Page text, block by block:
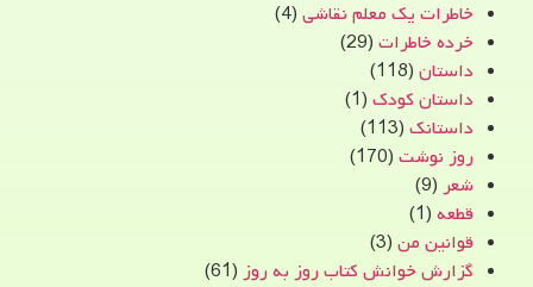
خاطرات یک معلم نقاشی (4)
خرده خاطرات (29)
داستان (118)
داستان کودک (1)
داستانک (113)
روز نوشت (170)
شعر (9)
قطعه (1)
قوانین من (3)
گزارش خوانش کتاب روز به روز (61)